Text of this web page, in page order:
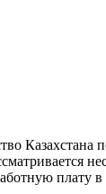
Казахстана
плату